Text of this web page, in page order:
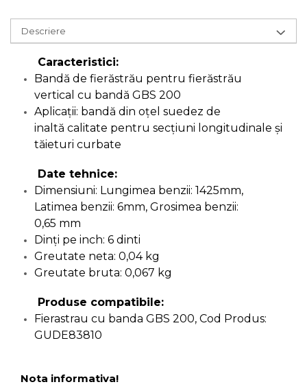
Antifurt Bicicleta
Densimetru
Accesorii Auto
Tester Baterie Auto
Presa Arc
Cheie Roti
Cheie Filtru Ulei
Capre & Suporti Auto
Pat Mobil Auto
Cric Hidraulic
Set / trusa chei tubulare
Chei Tubulare
Multimetru Digital
Bara Tractare Auto
Presa Hidraulica Tinichigerie
Descriere
Caracteristici:
Bandă de fierăstrău pentru fierăstrău
vertical cu bandă GBS 200
Aplicaţii: bandă din oţel suedez de
inaltă calitate pentru secţiuni longitudinale şi
tăieturi curbate
Date tehnice:
Dimensiuni: Lungimea benzii: 1425mm,
Latimea benzii: 6mm, Grosimea benzii:
0,65 mm
Dinţi pe inch: 6 dinti
Greutate neta: 0,04 kg
Greutate bruta: 0,067 kg
Produse compatibile:
Fierastrau cu banda GBS 200, Cod Produs:
GUDE83810
Nota informativa!